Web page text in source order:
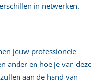
in netwerken.
jouw professionele
ander en hoe je van deze
aan de hand van